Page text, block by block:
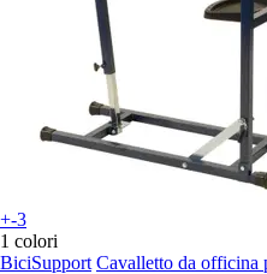
+-3
1 colori
BiciSupport Cavalletto da officina